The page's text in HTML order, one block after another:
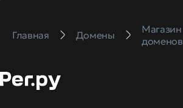
Главная Домены
Магазин
доменов